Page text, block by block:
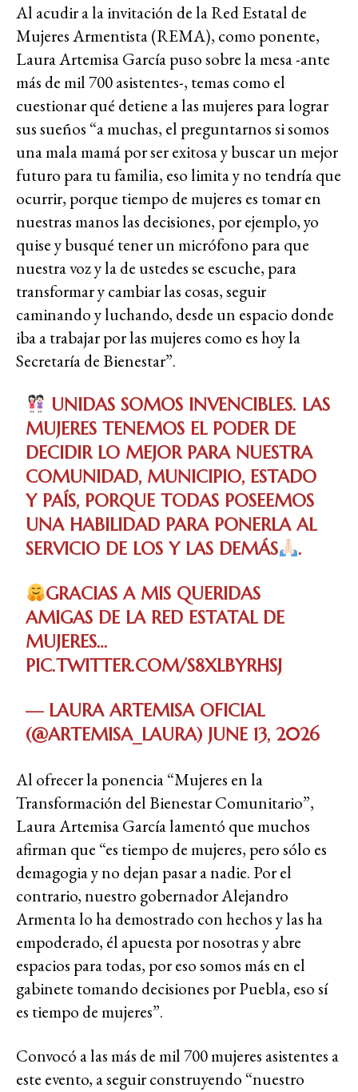
Al acudir a la invitación de la Red Estatal de
Mujeres Armentista (REMA), como ponente,
Laura Artemisa García puso sobre la mesa -ante
más de mil 700 asistentes-, temas como el
cuestionar qué detiene a las mujeres para lograr
sus sueños “a muchas, el preguntarnos si somos
una mala mamá por ser exitosa y buscar un mejor
futuro para tu familia, eso limita y no tendría que
ocurrir, porque tiempo de mujeres es tomar en
nuestras manos las decisiones, por ejemplo, yo
quise y busqué tener un micrófono para que
nuestra voz y la de ustedes se escuche, para
transformar y cambiar las cosas, seguir
caminando y luchando, desde un espacio donde
iba a trabajar por las mujeres como es hoy la
Secretaría de Bienestar”.
UNIDAS SOMOS INVENCIBLES. LAS
MUJERES TENEMOS EL PODER DE
DECIDIR LO MEJOR PARA NUESTRA
COMUNIDAD, MUNICIPIO, ESTADO
Y PAÍS, PORQUE TODAS POSEEMOS
UNA HABILIDAD PARA PONERLA AL
SERVICIO DE LOS Y LAS DEMÁS
.
GRACIAS A MIS QUERIDAS
AMIGAS DE LA RED ESTATAL DE
MUJERES…
PIC.TWITTER.COM/S8XLBYRHSJ
— LAURA ARTEMISA OFICIAL
(@ARTEMISA_LAURA) JUNE 13, 2026
Al ofrecer la ponencia “Mujeres en la
Transformación del Bienestar Comunitario”,
Laura Artemisa García lamentó que muchos
afirman que “es tiempo de mujeres, pero sólo es
demagogia y no dejan pasar a nadie. Por el
contrario, nuestro gobernador Alejandro
Armenta lo ha demostrado con hechos y las ha
empoderado, él apuesta por nosotras y abre
espacios para todas, por eso somos más en el
gabinete tomando decisiones por Puebla, eso sí
es tiempo de mujeres”.
Convocó a las más de mil 700 mujeres asistentes a
este evento, a seguir construyendo “nuestro